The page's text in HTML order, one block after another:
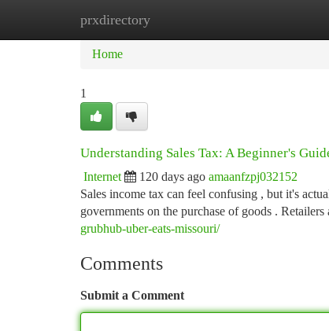
prxdirectory
Home
Home
1
Understanding Sales Tax: A Beginner's
Internet 120 days ago amaanfzpj032152
Sales income tax can feel confusing , but it's
governments on the purchase of goods . Retailers
grubhub-uber-eats-missouri/
Comments
Submit a Comment